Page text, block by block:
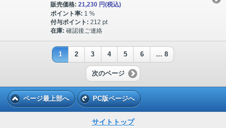
販売価格: 21,230 円(税込)
ポイント率: 1 %
付与ポイント: 212 pt
在庫: 確認後ご連絡
1 2 3 4 5 6 … 8
次のページ
ページ最上部へ PC版ページへ
サイトトップ